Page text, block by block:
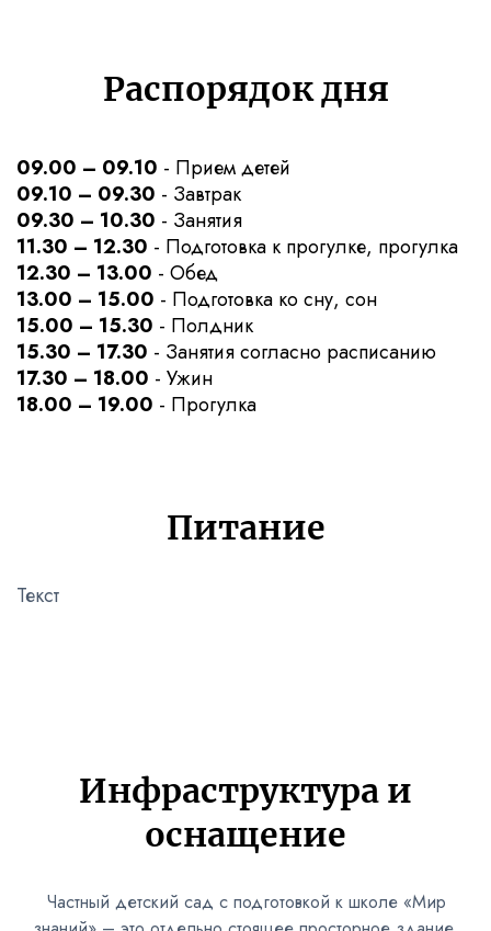
Распорядок дня
09.00 – 09.10 - Прием детей
09.10 – 09.30 - Завтрак
09.30 – 10.30 - Занятия
11.30 – 12.30 - Подготовка к прогулке, прогулка
12.30 – 13.00 - Обед
13.00 – 15.00 - Подготовка ко сну, сон
15.00 – 15.30 - Полдник
15.30 – 17.30 - Занятия согласно расписанию
17.30 – 18.00 - Ужин
18.00 – 19.00 - Прогулка
Питание
Текст
Инфраструктура и
оснащение
Частный детский сад с подготовкой к школе «Мир